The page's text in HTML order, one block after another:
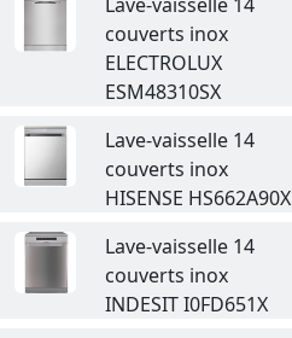
couverts inox
ELECTROLUX
ESM48310SX
Lave-vaisselle 14
couverts inox
HISENSE HS662A90X
Lave-vaisselle 14
couverts inox
INDESIT I0FD651X